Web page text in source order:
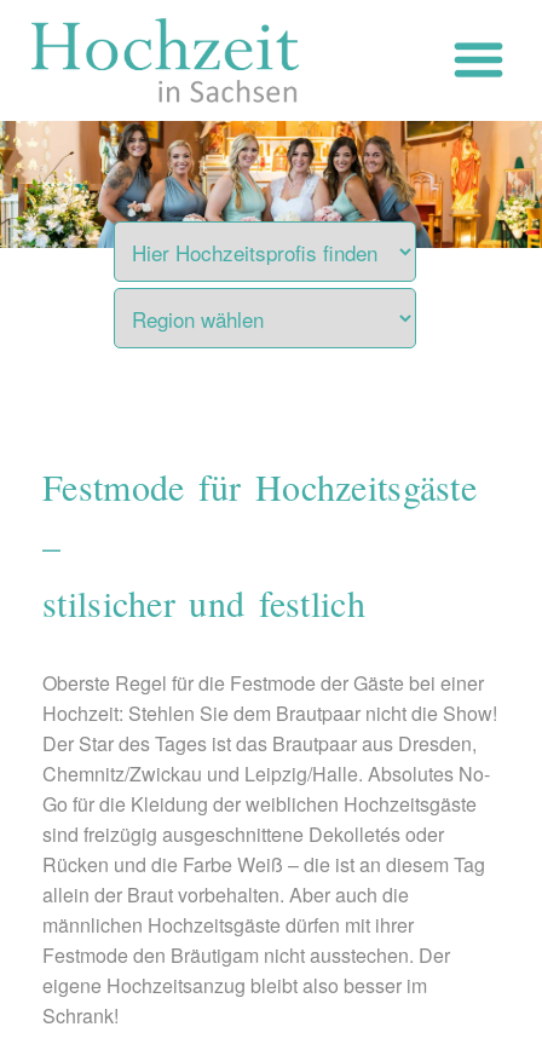
Inhalt
Festmode für Hochzeitsgäste
–
stilsicher und festlich
Oberste Regel für die Festmode der Gäste bei einer
Hochzeit: Stehlen Sie dem Brautpaar nicht die Show!
Der Star des Tages ist das Brautpaar aus Dresden,
Chemnitz/Zwickau und Leipzig/Halle. Absolutes No-
Go für die Kleidung der weiblichen Hochzeitsgäste
sind freizügig ausgeschnittene Dekolletés oder
Rücken und die Farbe Weiß – die ist an diesem Tag
allein der Braut vorbehalten. Aber auch die
männlichen Hochzeitsgäste dürfen mit ihrer
Festmode den Bräutigam nicht ausstechen. Der
eigene Hochzeitsanzug bleibt also besser im
Schrank!